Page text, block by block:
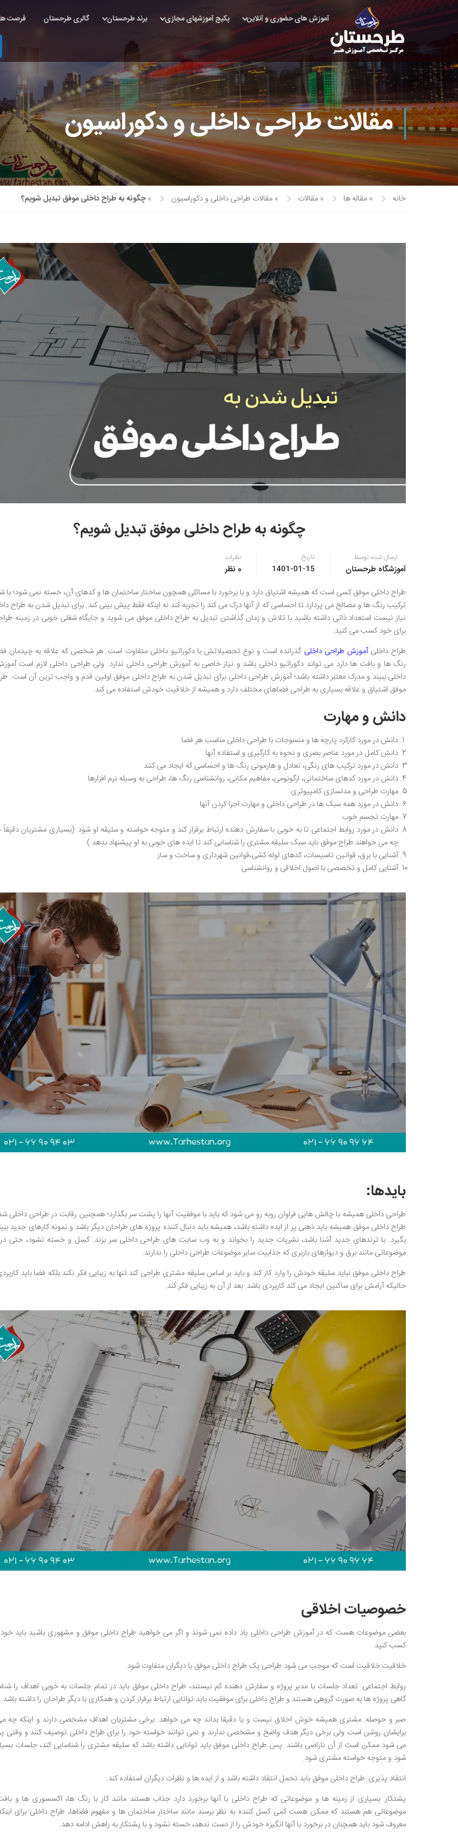
آموزش های حضوری و آنلاین پکیج آموزشهای مجازی برند طرحستان گالری طرحستان فرصت
مقالات طراحی داخلی و دکوراسیون
خانه » مقاله ها » مقالات » مقالات طراحی داخلی و دکوراسیون » چگونه به طراح داخلی موفق تبدیل شویم؟
چگونه به طراح داخلی موفق تبدیل شویم؟
ارسال شده توسط
آموزشگاه طرحستان
تاریخ
1401-01-15
نظرات
0 نظر
طراح داخلی موفق کسی است که همیشه اشتیاق دارد و با برخورد با مسائلی همچون ساختار ساختمان ها و کدهای آن، خسته نمی شود؛
ترکیب رنگ ها و مصالح می پردازد تا احساسی که از آنها درک می کند را تجربه کند نه اینکه فقط پیش بینی کند. برای تبدیل شدن به طراح
نیاز نیست استعداد ذاتی داشته باشید با تلاش و زمان گذاشتن تبدیل به طراح داخلی موفق می شوید و جایگاه شغلی خوبی در زمینه
برای خود کسب می کنید.
طراح داخلی آموزش طراحی داخلی گذرانده است و نوع تحصیلاتش با دکوراتیو داخلی متفاوت است. هر شخصی که علاقه به چیدمان
رنگ ها و بافت ها دارد می تواند دکوراتیو داخلی باشد و نیاز خاصی به آموزش طراحی داخلی ندارد. ولی طراحی داخلی لازم است
داخلی ببیند و مدرک معتبر داشته باشد؛ آموزش طراحی داخلی برای تبدیل شدن به طراح داخلی موفق اولین قدم و واجب ترین آن است.
موفق اشتیاق و علاقه بسیاری به طراحی فضاهای مختلف دارد و همیشه از خلاقیت خودش استفاده می کند.
دانش و مهارت
دانش در مورد کارکرد پارچه ها و منسوجات با طراحی داخلی مناسب هر فضا
دانش کامل در مورد عناصر بصری و نحوه به کارگیری و استفاده آنها
دانش در مورد ترکیب های رنگی، تعادل و هارمونی رنگ ها و احساسی که ایجاد می کنند
دانش در مورد کدهای ساختمانی، ارگونومی، مفاهیم مکانی، روانشناسی رنگ ها، طراحی به وسیله نرم افزارها
مهارت طراحی و مدلسازی کامپیوتری
دانش در مورد همه سبک ها در طراحی داخلی و مهارت اجرا کردن آنها
مهارت تجسم خوب
دانش در مورد روابط اجتماعی تا به خوبی با سفارش دهنده ارتباط برقرار کند و متوجه خواسته و سلیقه او شود. (بسیاری مشتریان دقیقاً
چه می خواهند طراح موفق باید سبک سلیقه مشتری را شناسایی کند تا ایده های خوبی به او پیشنهاد بدهد.)
آشنایی با برق، قوانین تاسیسات، کدهای لوله کشی،قوانین شهرداری و ساخت و ساز
آشنایی کامل و تخصصی با اصول اخلاقی و روانشناسی
بایدها:
طراحی داخلی همیشه با چالش هایی فراوان روبه رو می شود که باید با موفقیت آنها را پشت سر بگذارد؛ همچنین رقابت در طراحی داخلی
طراح داخلی موفق همیشه باید ذهنی پر از ایده داشته باشد، همیشه باید دنبال کننده پروژه های طراحان دیگر باشد و نمونه کارهای جدید
بگیرد. با ترندهای جدید آشنا باشد، نشریات جدید را بخواند و به وب سایت های طراحی داخلی سر بزند. کسل و خسته نشود، حتی در
موضوعاتی مانند برق و دیوارهای باربری که جذابیت سایر موضوعات طراحی داخلی را ندارند.
طراح داخلی موفق نباید سلیقه خودش را وارد کار کند و باید بر اساس سلیقه مشتری طراحی کند.تنها به زیبایی فکر نکند بلکه فضا باید
حالیکه آرامش برای ساکنین ایجاد می کند کاربردی باشد. بعد از آن به زیبایی فکر کند.
خصوصیات اخلاقی
بعضی موضوعات هست که در آموزش طراحی داخلی یاد داده نمی شوند و اگر می خواهید طراح داخلی موفق و مشهوری باشید باید
کسب کنید.
خلاقیت:خلاقیت است که موجب می شود طراحی یک طراح داخلی موفق با دیگران متفاوت شود.
روابط اجتماعی: تعداد جلسات با مدیر پروژه و سفارش دهنده کم نیستند، طراح داخلی موفق باید در تمام جلسات به خوبی اهداف را
گاهی پروژه ها به صورت گروهی هستند و طراح داخلی برای موفقیت باید توانایی ارتباط برقرار کردن و همکاری با دیگر طراحان را داشته باشد.
صبر و حوصله: مشتری همیشه خوش اخلاق نیست و یا دقیقا بداند چه می خواهد. برخی مشتریان اهداف مشخصی دارند و اینکه چه
برایشان روشن است ولی برخی دیگر هدف واضح و مشخصی ندارند و نمی توانند خواسته خود را برای طراح داخلی توصیف کنند و وقتی
می شود ممکن است از آن ناراضی باشند. پس طراح داخلی موفق باید توانایی داشته باشد که سلیقه مشتری را شناسایی کند، جلسات
شود و متوجه خواسته مشتری شود.
انتقاد پذیری: طراح داخلی موفق باید تحمل انتقاد داشته باشد و از ایده ها و نظرات دیگران استفاده کند.
پشتکار: بسیاری از زمینه ها و موضوعاتی که طراح داخلی با آنها برخورد دارد جذاب هستند مانند کار با رنگ ها، اکسسوری ها و
موضوعاتی هم هستند که ممکن هست کمی کسل کننده به نظر برسند مانند ساختار ساختمان ها و مفهوم فضاها، طراح داخلی برای
معروف شود باید همچنان در برخورد با آنها انگیزه خودش را از دست ندهد، خسته نشود و با پشتکار به راهش ادامه دهد.